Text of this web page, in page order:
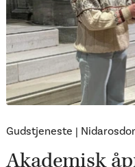
Gudstjeneste |
Akademisk